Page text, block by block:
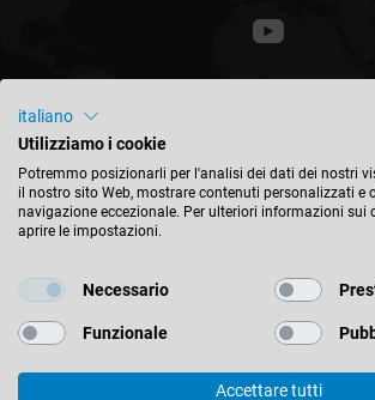
TROVA LA
© 2026 Leitz GmbH & Co. KG
Leitz amplia il proprio portafoglio prodotti: il
italiano
Utilizziamo i cookie
Potremmo posizionarli per l'analisi dei dati dei nostri
il nostro sito Web, mostrare contenuti personalizzati e
navigazione eccezionale. Per ulteriori informazioni sui
aprire le impostazioni.
Necessario
Funzionale
Accettare tutti